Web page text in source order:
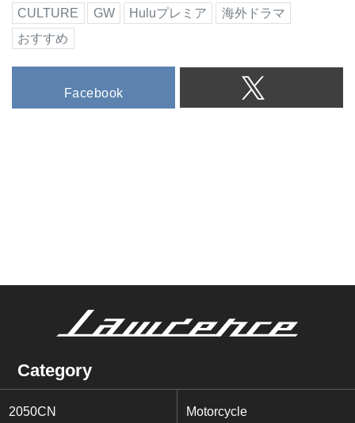
CULTURE GW Huluプレミア
海外ドラマ
おすすめ
Facebook
Category
2050CN Motorcycle